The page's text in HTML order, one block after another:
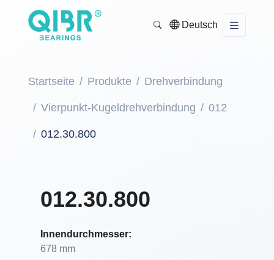
Deutsch
Startseite Produkte Drehverbindung
Vierpunkt-Kugeldrehverbindung 012
012.30.800
012.30.800
Innendurchmesser:
678 mm